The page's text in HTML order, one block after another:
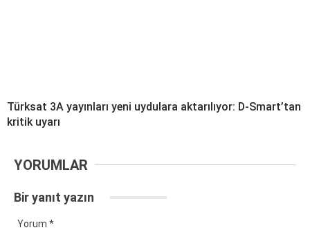
Türksat 3A yayınları yeni uydulara aktarılıyor: D-Smart’tan
kritik uyarı
YORUMLAR
Bir yanıt yazın
Yorum *